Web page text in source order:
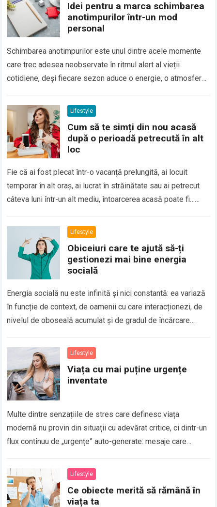
Idei pentru a marca schimbarea
anotimpurilor într-un mod
personal
Schimbarea anotimpurilor este unul dintre acele momente
care trec adesea neobservate în ritmul alert al vieții
cotidiene, deși fiecare sezon aduce o energie, o atmosferă
Lifestyle
Cum să te simți din nou acasă
după o perioadă petrecută în alt
loc
Fie că ai fost plecat într-o vacanță prelungită, ai locuit
temporar în alt oraș, ai lucrat în străinătate sau ai petrecut
câteva luni într-un alt mediu, întoarcerea acasă poate fi…
Lifestyle
Obiceiuri care te ajută să-ți
gestionezi mai bine energia
socială
Energia socială nu este infinită și nici constantă: ea variază
în funcție de context, de oamenii cu care interacționezi, de
nivelul de oboseală acumulat și de gradul de încărcare
Lifestyle
Viața cu mai puține urgențe
inventate
Multe dintre senzațiile de stres care definesc viața
modernă nu provin din situații cu adevărat critice, ci dintr-un
flux continuu de „urgențe” auto-generate: mesaje care
Lifestyle
Ce obiecte merită să rămână în
viața ta